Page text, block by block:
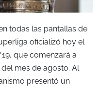
todas las pantallas de
oficializó hoy el
que comenzará a
mes de agosto. Al
presentó un